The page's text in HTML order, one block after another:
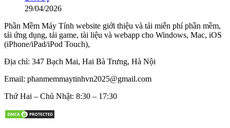
29/04/2026
Phần Mềm Máy Tính website giới thiệu và tải miễn phí phần mềm,
tải ứng dụng, tải game, tài liệu và webapp cho Windows, Mac, iOS
(iPhone/iPad/iPod Touch),
Địa chỉ: 347 Bạch Mai, Hai Bà Trưng, Hà Nội
Email: phanmemmaytinhvn2025@gmail.com
Thứ Hai – Chủ Nhật: 8:30 – 17:30